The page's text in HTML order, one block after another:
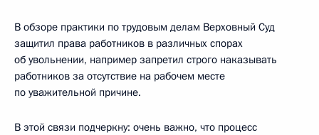
В обзоре практики по трудовым делам Верховный Суд
защитил права работников в различных спорах
об увольнении, например запретил строго наказывать
работников за отсутствие на рабочем месте
по уважительной причине.
В этой связи подчеркну: очень важно, что процесс